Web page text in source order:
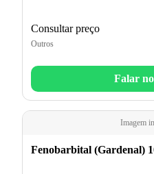
Consultar preço
Outros
Falar
Imagem
Fenobarbital (Gardenal)